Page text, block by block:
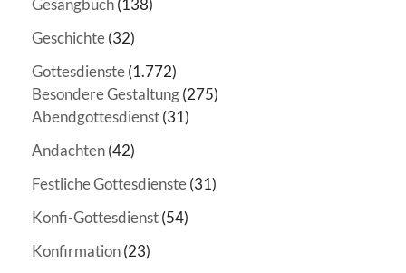
Geschichte(32)
Gottesdienste(1.772)
Besondere Gestaltung(275)
Abendgottesdienst(31)
Andachten(42)
Festliche Gottesdienste(31)
Konfi-Gottesdienst(54)
Konfirmation(23)